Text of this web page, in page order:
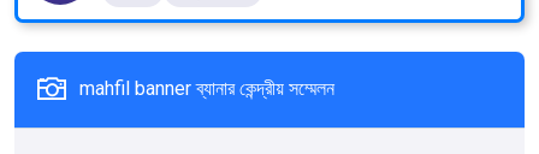
mahfil banner ব্যানার কেন্দ্রীয় সম্মেলন